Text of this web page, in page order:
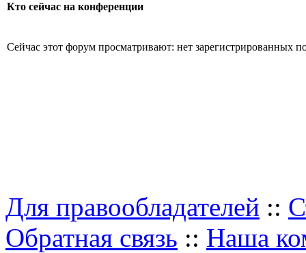
Кто сейчас на конференции
Сейчас этот форум просматривают: нет зарегистрированных
Для правообладателей ::
Обратная связь :: Наша